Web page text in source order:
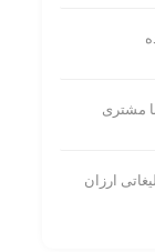
مشتری
ارزان